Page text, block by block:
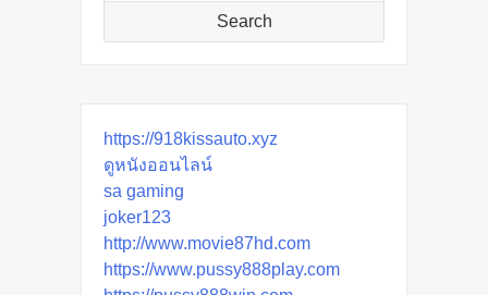
Search
https://918kissauto.xyz
ดูหนังออนไลน์
sa gaming
joker123
http://www.movie87hd.com
https://www.pussy888play.com